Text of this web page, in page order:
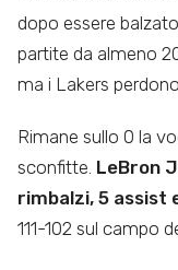
dopo essere
partite da almeno
ma i Lakers
Rimane sullo 0 la
sconfitte. LeBron
rimbalzi, 5 assist
111-102 sul campo